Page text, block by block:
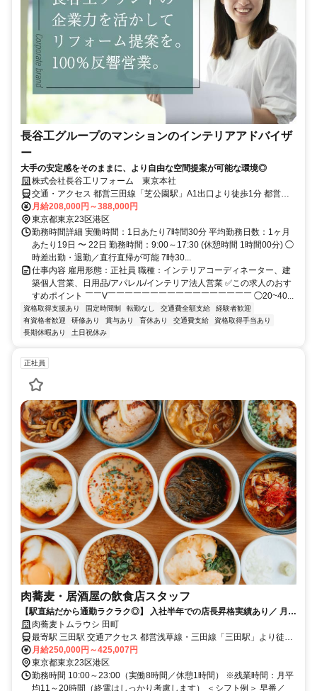
長谷工グループのマンションのインテリアアドバイザ
ー
大手の安定感をそのままに、より自由な空間提案が可能な環境◎
株式会社長谷工リフォーム 東京本社
交通・アクセス 都営三田線「芝公園駅」A1出口より徒歩1分 都営三
田線・都営浅草線「三田駅」A9出口より徒歩6分 JR京浜東北線・山
手線「田町駅」、「浜松町駅」徒歩12分
月給208,000円～388,000円
東京都東京23区港区
勤務時間詳細 実働時間：1日あたり7時間30分 平均勤務日数：1ヶ月
あたり19日 〜 22日 勤務時間：9:00～17:30 (休憩時間 1時間00分) ◯
時差出勤・退勤／直行直帰が可能 7時30...
仕事内容 雇用形態：正社員 職種：インテリアコーディネーター、建
築個人営業、日用品/アパレル/インテリア法人営業 ✅この求人のおす
すめポイント ￣￣V￣￣￣￣￣￣￣￣￣￣￣￣￣￣￣￣￣ ◯20~40...
資格取得支援あり 固定時間制 転勤なし 交通費全額支給
経験者歓迎
有資格者歓迎
研修あり 賞与あり 育休あり 交通費支給
資格取得手当あり
長期休暇あり
土日祝休み
正社員
肉蕎麦・居酒屋の飲食店スタッフ
【駅直結だから通勤ラクラク◎】 入社半年での店長昇格実績あり／ 月曜
固定休＆充実の手当あり
肉蕎麦トムラウシ 田町
最寄駅 三田駅 交通アクセス 都営浅草線・三田線「三田駅」より徒歩
約2分
月給250,000円～425,007円
東京都東京23区港区
勤務時間 10:00～23:00（実働8時間／休憩1時間） ※残業時間：月平
均11～20時間（終電はしっかり考慮します） ＜シフト例＞ 早番／